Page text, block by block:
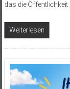
das die
Weiterlesen